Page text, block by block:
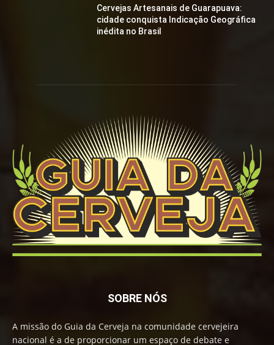
Cervejas Artesanais de Guarapuava:
cidade conquista Indicação Geográfica
inédita no Brasil
SOBRE NÓS
A missão do Guia da Cerveja na comunidade cervejeira
nacional é a de proporcionar um espaço de debate e